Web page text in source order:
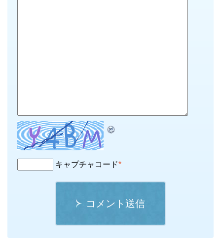
キャプチャコード*
コメント送信